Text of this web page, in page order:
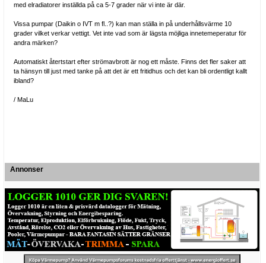
med elradiatorer inställda på ca 5-7 grader när vi inte är där.
Vissa pumpar (Daikin o IVT m fl..?) kan man ställa in på underhållsvärme 10
grader vilket verkar vettigt. Vet inte vad som är lägsta möjliga innetemeperatur för
andra märken?
Automatiskt återtstart efter strömavbrott är nog ett måste. Finns det fler saker att
ta hänsyn till just med tanke på att det är ett fritidhus och det kan bli ordentligt kallt
ibland?
/ MaLu
Annonser